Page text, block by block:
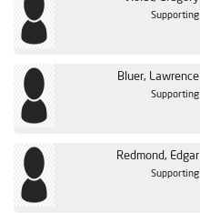
Supporting
Bluer, Lawrence
Supporting
Redmond, Edgar
Supporting